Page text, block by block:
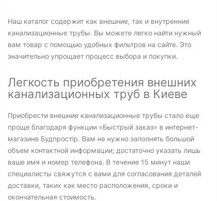
Наш каталог содержит как внешние, так и внутренние
канализационные трубы. Вы можете легко найти нужный
вам товар с помощью удобных фильтров на сайте. Это
значительно упрощает процесс выбора и покупки.
Легкость приобретения внешних
канализационных труб в Киеве
Приобрести внешние канализационные трубы стало еще
проще благодаря функции «Быстрый заказ» в интернет-
магазине Будпростір. Вам не нужно заполнять большой
объем контактной информации; достаточно указать лишь
ваше имя и номер телефона. В течение 15 минут наши
специалисты свяжутся с вами для согласования деталей
доставки, таких как место расположения, сроки и
окончательная стоимость.